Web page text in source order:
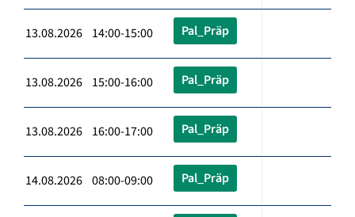
13.08.2026 14:00-15:00 Pal_Präp
13.08.2026 15:00-16:00 Pal_Präp
13.08.2026 16:00-17:00 Pal_Präp
14.08.2026 08:00-09:00 Pal_Präp